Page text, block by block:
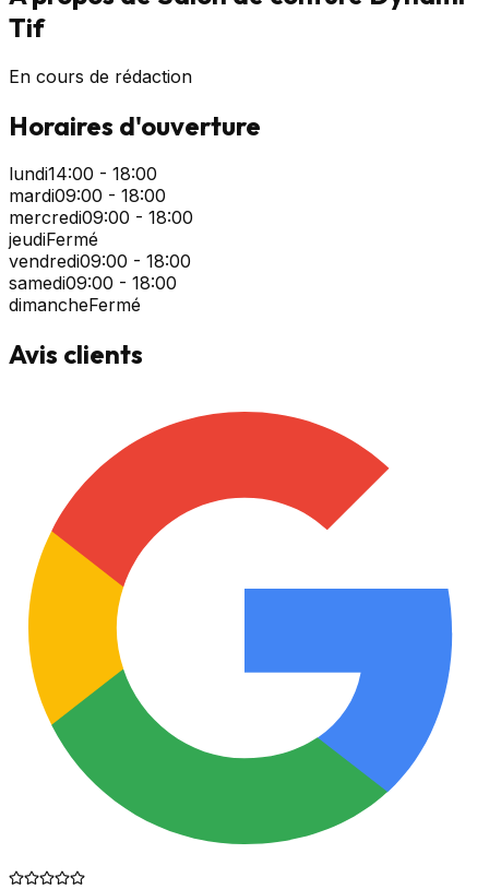
Tif
En cours de rédaction
Horaires d'ouverture
lundi14:00 - 18:00
mardi09:00 - 18:00
mercredi09:00 - 18:00
jeudiFermé
vendredi09:00 - 18:00
samedi09:00 - 18:00
dimancheFermé
Avis clients